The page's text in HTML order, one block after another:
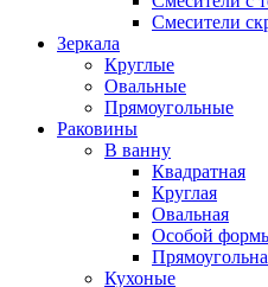
Смесители
Зеркала
Круглые
Овальные
Прямоугольные
Раковины
В ванну
Квадратная
Круглая
Овальная
Особой
Кухоные